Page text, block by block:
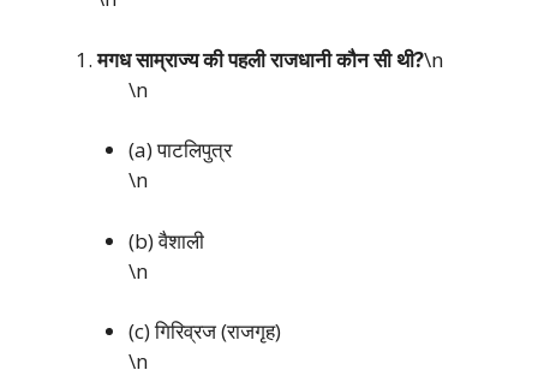
मगध साम्राज्य की पहली राजधानी कौन सी थी?\n
\n
(a) पाटलिपुत्र
\n
(b) वैशाली
\n
(c) गिरिव्रज (राजगृह)
\n